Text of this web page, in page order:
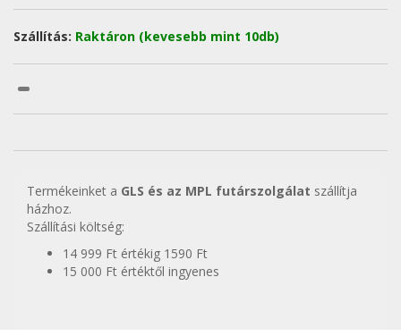
Szállítás: Raktáron (kevesebb mint 10db)
Termékeinket a GLS és az MPL futárszolgálat szállítja
házhoz.
Szállítási költség:
14 999 Ft értékig 1590 Ft
15 000 Ft értéktől ingyenes